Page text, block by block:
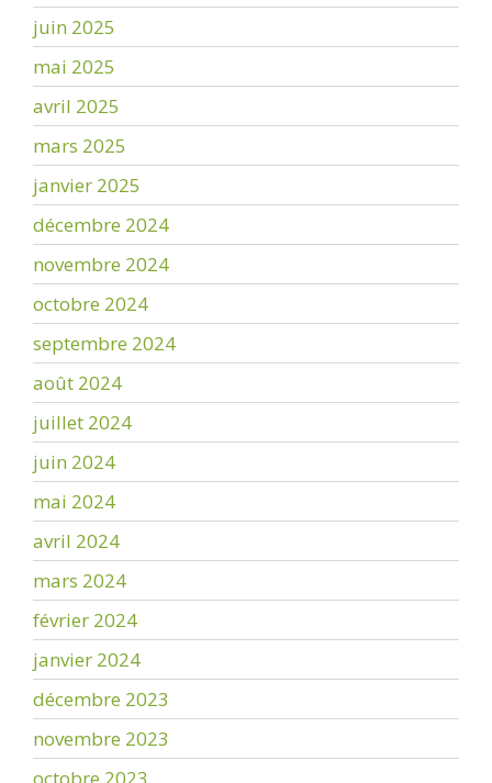
juin 2025
mai 2025
avril 2025
mars 2025
janvier 2025
décembre 2024
novembre 2024
octobre 2024
septembre 2024
août 2024
juillet 2024
juin 2024
mai 2024
avril 2024
mars 2024
février 2024
janvier 2024
décembre 2023
novembre 2023